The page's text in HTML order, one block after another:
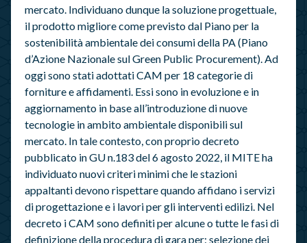
mercato. Individuano dunque la soluzione progettuale,
il prodotto migliore come previsto dal Piano per la
sostenibilità ambientale dei consumi della PA (Piano
d’Azione Nazionale sul Green Public Procurement). Ad
oggi sono stati adottati CAM per 18 categorie di
forniture e affidamenti. Essi sono in evoluzione e in
aggiornamento in base all’introduzione di nuove
tecnologie in ambito ambientale disponibili sul
mercato. In tale contesto, con proprio decreto
pubblicato in GU n.183 del 6 agosto 2022, il MITE ha
individuato nuovi criteri minimi che le stazioni
appaltanti devono rispettare quando affidano i servizi
di progettazione e i lavori per gli interventi edilizi. Nel
decreto i CAM sono definiti per alcune o tutte le fasi di
definizione della procedura di gara per: selezione dei